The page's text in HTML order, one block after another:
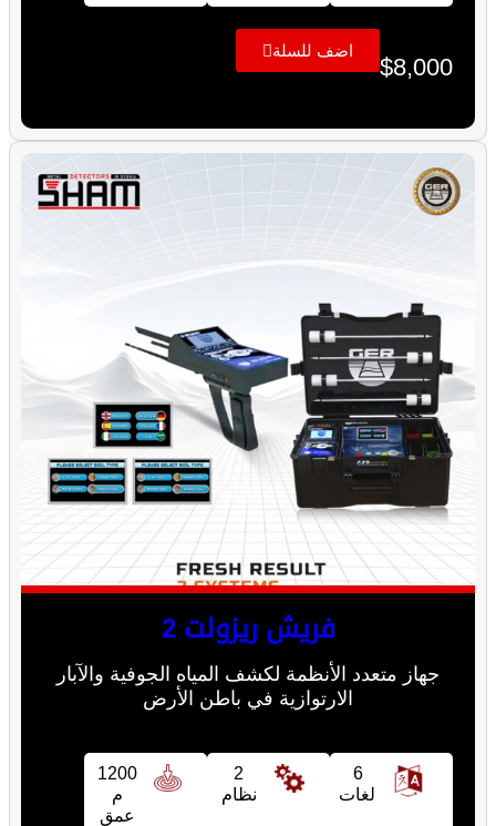
$8,000
اضف للسلة
فريش ريزولت 2
جهاز متعدد الأنظمة لكشف المياه الجوفية والآبار
الارتوازية في باطن الأرض
6
لغات
2
نظام
1200
م
عمق